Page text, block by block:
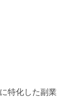
特化した副業